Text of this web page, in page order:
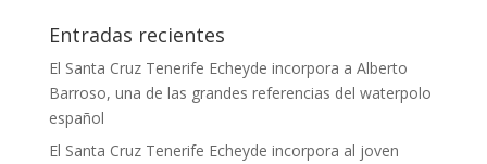
Entradas recientes
El Santa Cruz Tenerife Echeyde incorpora a Alberto
Barroso, una de las grandes referencias del waterpolo
español
El Santa Cruz Tenerife Echeyde incorpora al joven